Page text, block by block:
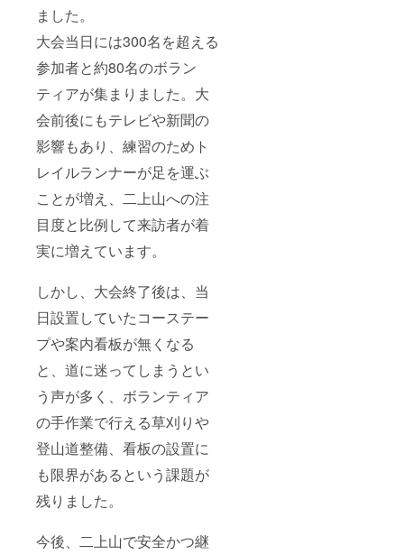
ました。
大会当日には300名を超える
参加者と約80名のボラン
ティアが集まりました。大
会前後にもテレビや新聞の
影響もあり、練習のためト
レイルランナーが足を運ぶ
ことが増え、二上山への注
目度と比例して来訪者が着
実に増えています。
しかし、大会終了後は、当
日設置していたコーステー
プや案内看板が無くなる
と、道に迷ってしまうとい
う声が多く、ボランティア
の手作業で行える草刈りや
登山道整備、看板の設置に
も限界があるという課題が
残りました。
今後、二上山で安全かつ継